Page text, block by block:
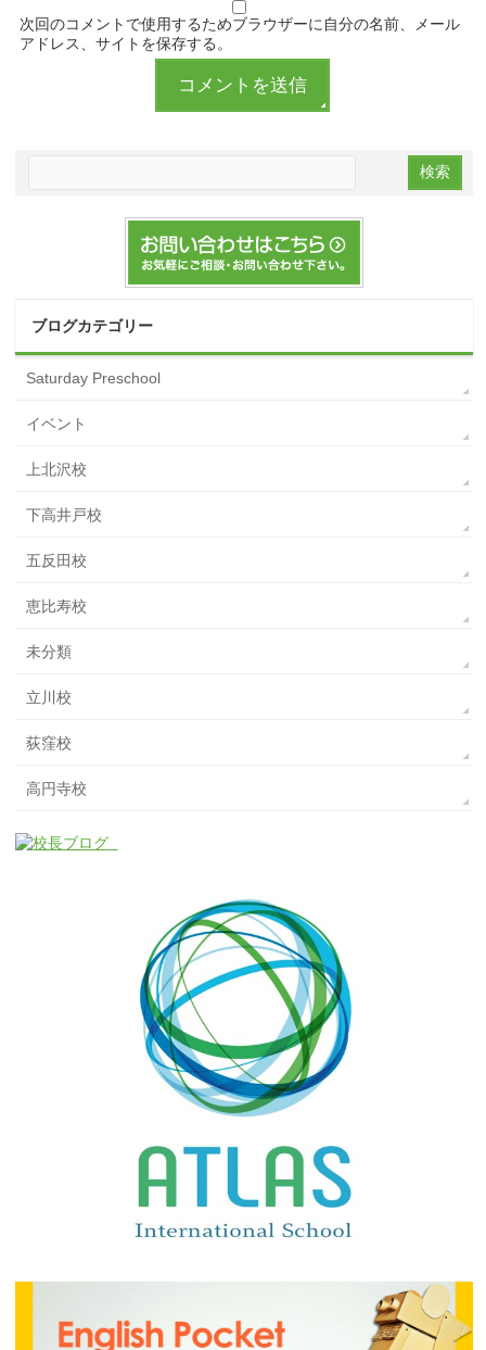
次回のコメントで使用するためブラウザーに自分の名前、メール
アドレス、サイトを保存する。
ブログカテゴリー
Saturday Preschool
イベント
上北沢校
下高井戸校
五反田校
恵比寿校
未分類
立川校
荻窪校
高円寺校